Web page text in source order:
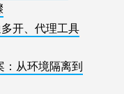
开、代理工具
从环境隔离到